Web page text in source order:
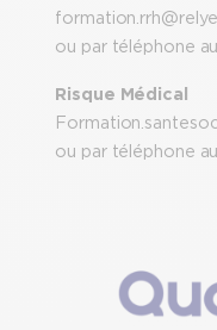
ou par téléphone
Risque Médical
ou par téléphone